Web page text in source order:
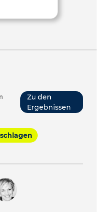
Zu den
Ergebnissen